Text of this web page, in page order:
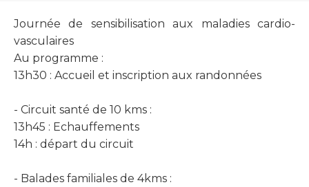
Journée de sensibilisation aux maladies cardio-
vasculaires
Au programme :
13h30 : Accueil et inscription aux randonnées
- Circuit santé de 10 kms :
13h45 : Echauffements
14h : départ du circuit
- Balades familiales de 4kms :